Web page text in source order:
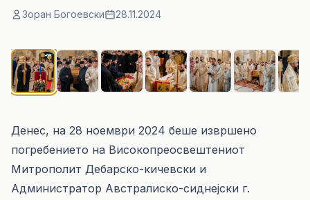
Зоран Богоевски 28.11.2024
Денес, на 28 ноември 2024 беше извршено
погребението на Високопреосвештениот
Митрополит Дебарско-кичевски и
Администратор Австралиско-сиднејски г.